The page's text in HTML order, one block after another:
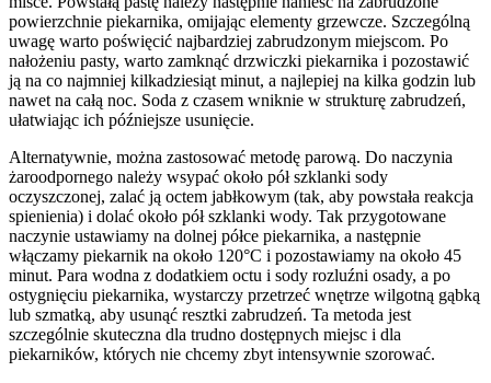
powierzchnie piekarnika, omijając elementy grzewcze. Szczególną
uwagę warto poświęcić najbardziej zabrudzonym miejscom. Po
nałożeniu pasty, warto zamknąć drzwiczki piekarnika i pozostawić
ją na co najmniej kilkadziesiąt minut, a najlepiej na kilka godzin lub
nawet na całą noc. Soda z czasem wniknie w strukturę zabrudzeń,
ułatwiając ich późniejsze usunięcie.
Alternatywnie, można zastosować metodę parową. Do naczynia
żaroodpornego należy wsypać około pół szklanki sody
oczyszczonej, zalać ją octem jabłkowym (tak, aby powstała reakcja
spienienia) i dolać około pół szklanki wody. Tak przygotowane
naczynie ustawiamy na dolnej półce piekarnika, a następnie
włączamy piekarnik na około 120°C i pozostawiamy na około 45
minut. Para wodna z dodatkiem octu i sody rozluźni osady, a po
ostygnięciu piekarnika, wystarczy przetrzeć wnętrze wilgotną gąbką
lub szmatką, aby usunąć resztki zabrudzeń. Ta metoda jest
szczególnie skuteczna dla trudno dostępnych miejsc i dla
piekarników, których nie chcemy zbyt intensywnie szorować.